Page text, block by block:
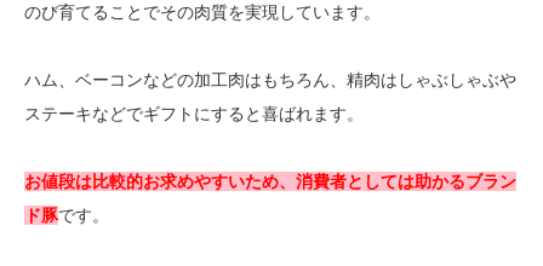
のび育てることでその肉質を実現しています。
ハム、ベーコンなどの加工肉はもちろん、精肉はしゃぶしゃぶや
ステーキなどでギフトにすると喜ばれます。
お値段は比較的お求めやすいため、消費者としては助かるブラン
ド豚です。